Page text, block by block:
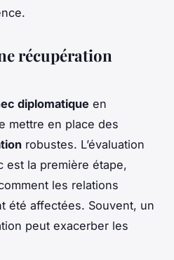
récupération
diplomatique en
mettre en place des
robustes. L’évaluation
est la première étape,
les relations
été affectées. Souvent, un
peut exacerber les